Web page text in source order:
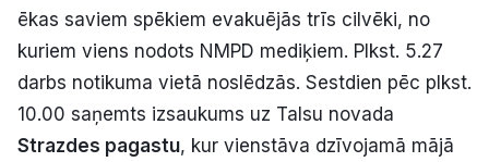
ēkas saviem spēkiem evakuējās trīs cilvēki, no
kuriem viens nodots NMPD mediķiem. Plkst. 5.27
darbs notikuma vietā noslēdzās. Sestdien pēc plkst.
10.00 saņemts izsaukums uz Talsu novada
Strazdes pagastu, kur vienstāva dzīvojamā mājā